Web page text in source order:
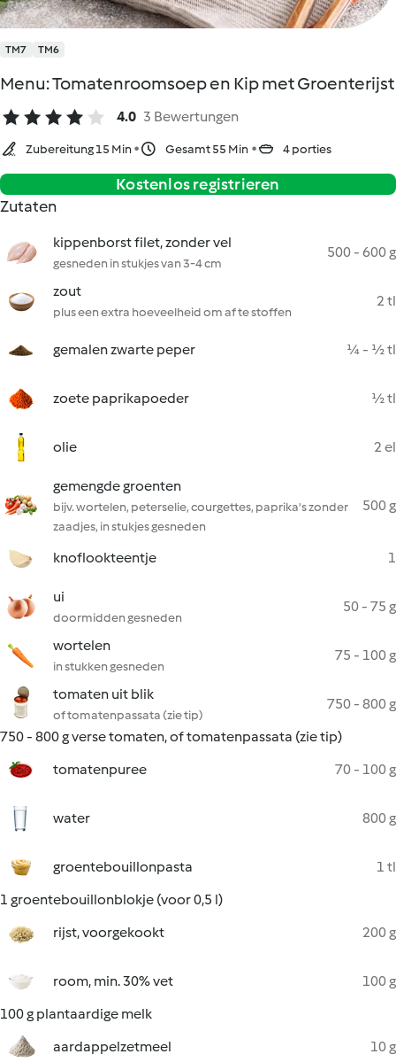
TM7 TM6
Menu: Tomatenroomsoep en Kip met Groenterijst
4.0 3 Bewertungen
Zubereitung 15 Min Gesamt 55 Min 4 porties
Kostenlos registrieren
Zutaten
kippenborst filet, zonder vel
gesneden in stukjes van 3-4 cm
500 - 600 g
zout
plus een extra hoeveelheid om af te stoffen
2 tl
gemalen zwarte peper ¼ - ½ tl
zoete paprikapoeder ½ tl
olie 2 el
gemengde groenten
bijv. wortelen, peterselie, courgettes, paprika's zonder
zaadjes, in stukjes gesneden
500 g
knoflookteentje 1
ui
doormidden gesneden
50 - 75 g
wortelen
in stukken gesneden
75 - 100 g
tomaten uit blik
of tomatenpassata (zie tip)
750 - 800 g
750 - 800 g verse tomaten, of tomatenpassata (zie tip)
tomatenpuree
70 - 100 g
water 800 g
groentebouillonpasta
1 tl
1 groentebouillonblokje (voor 0,5 l)
rijst, voorgekookt
200 g
room, min. 30% vet
100 g
100 g plantaardige melk
aardappelzetmeel
10 g